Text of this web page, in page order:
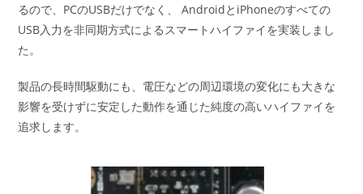
るので、PCのUSBだけでなく、 AndroidとiPhoneのすべての
USB入力を非同期方式によるスマートハイファイを実装しまし
た。
製品の長時間駆動にも、電圧などの周辺環境の変化にも大きな
影響を受けずに安定した動作を通じた純度の高いハイファイを
追求します。